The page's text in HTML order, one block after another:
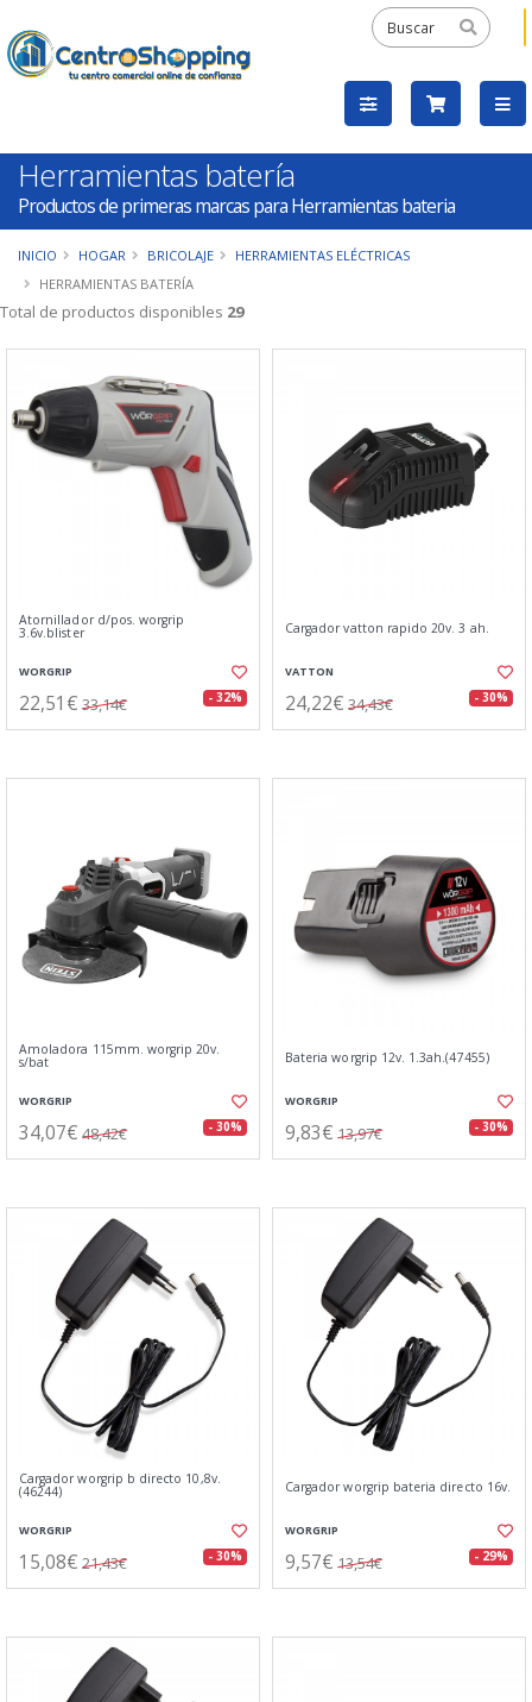
Herramientas batería
Productos de primeras marcas para Herramientas bateria
INICIO HOGAR BRICOLAJE
HERRAMIENTAS ELÉCTRICAS
HERRAMIENTAS BATERÍA
Total de productos disponibles 29
Atornillador d/pos. worgrip
3.6v.blister
WORGRIP
22,51€ 33,14€ - 32%
Cargador vatton rapido 20v. 3 ah.
VATTON
24,22€ 34,43€ - 30%
Amoladora 115mm. worgrip 20v.
s/bat
WORGRIP
34,07€ 48,42€ - 30%
Bateria worgrip 12v. 1.3ah.(47455)
WORGRIP
9,83€ 13,97€ - 30%
Cargador worgrip b directo 10,8v.
(46244)
WORGRIP
15,08€ 21,43€ - 30%
Cargador worgrip bateria directo 16v.
WORGRIP
9,57€ 13,54€ - 29%